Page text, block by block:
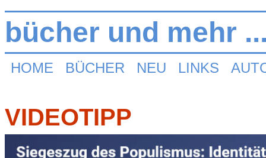
bücher und mehr
HOME BÜCHER NEU LINKS
VIDEOTIPP